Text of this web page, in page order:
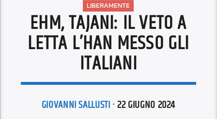
LIBERAMENTE
EHM, TAJANI: IL VETO A
LETTA L’HAN MESSO GLI
ITALIANI
GIOVANNI SALLUSTI· 22 GIUGNO 2024